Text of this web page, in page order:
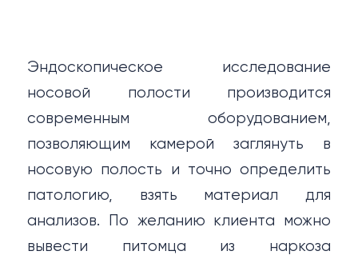
685-37-01
05-81
работы
21:00
Эндоскопическое исследование
носовой полости производится
современным оборудованием,
позволяющим камерой заглянуть в
носовую полость и точно определить
патологию, взять материал для
анализов. По желанию клиента можно
вывести питомца из наркоза